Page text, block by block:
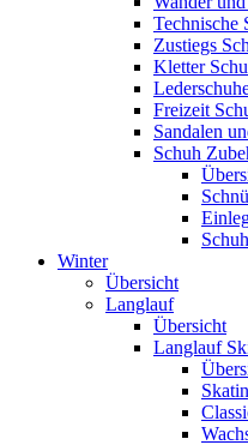
Technische
Zustiegs
Kletter
Freizeit
Sandalen
Schuh
Winter
Übersicht
Langlauf
Übersicht
Langlauf